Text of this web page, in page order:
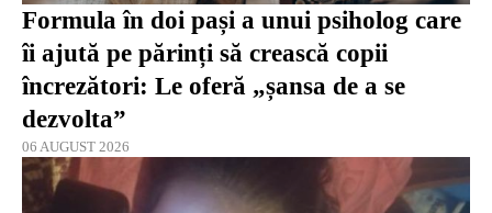
Formula în doi pași a unui psiholog care
îi ajută pe părinți să crească copii
încrezători: Le oferă „șansa de a se
dezvolta”
06 AUGUST 2026